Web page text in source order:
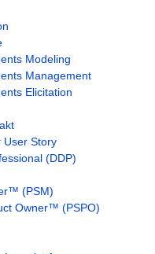
Modeling
Management
Elicitation
User Story
(DDP)
(PSM)
Owner™ (PSPO)